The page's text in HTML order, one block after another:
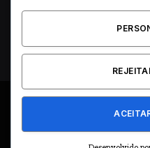
©
BOSS